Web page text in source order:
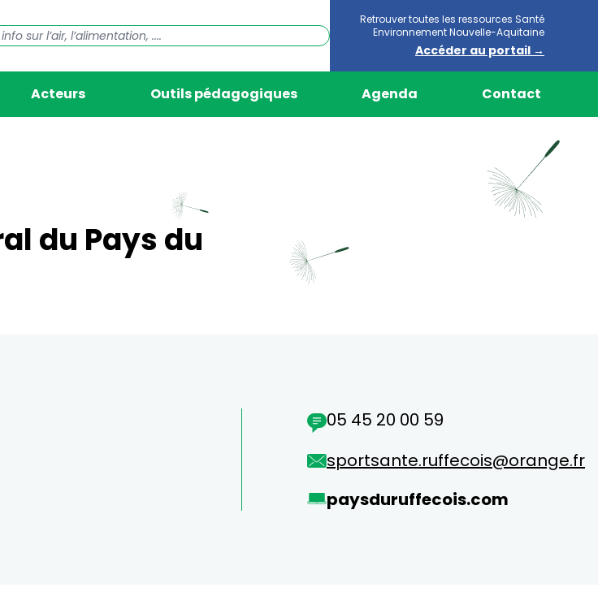
Retrouver toutes les ressources Santé
Environnement Nouvelle-Aquitaine
Accéder au portail →
Acteurs Outils pédagogiques Agenda Contact
du Pays du
05 45 20 00 59
sportsante.ruffecois@orange.fr
paysduruffecois.com